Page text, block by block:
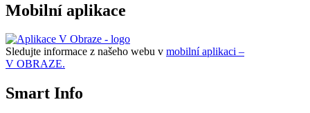
Mobilní aplikace
Sledujte informace z našeho webu v mobilní aplikaci –
V OBRAZE.
Smart Info